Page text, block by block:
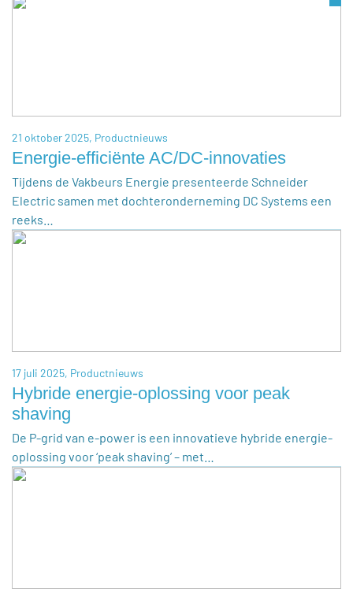
21 oktober 2025, Productnieuws
Energie-efficiënte AC/DC-innovaties
Tijdens de Vakbeurs Energie presenteerde Schneider
Electric samen met dochteronderneming DC Systems een
reeks…
17 juli 2025, Productnieuws
Hybride energie-oplossing voor peak
shaving
De P-grid van e-power is een innovatieve hybride energie-
oplossing voor ‘peak shaving’ – met…